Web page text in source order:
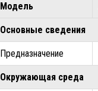
Модель
Основные сведения
Предназначение
Окружающая среда